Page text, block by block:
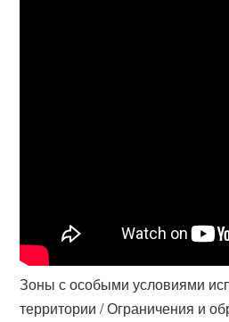
Зоны с особыми условиями
территории / Ограничения и